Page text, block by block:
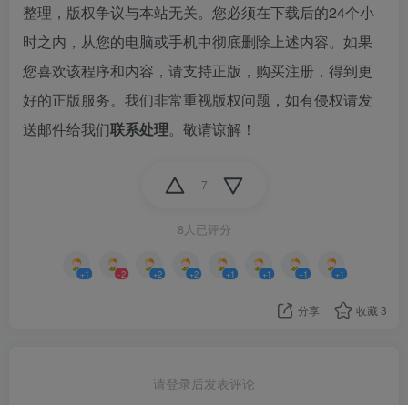
整理，版权争议与本站无关。您必须在下载后的24个小
时之内，从您的电脑或手机中彻底删除上述内容。如果
您喜欢该程序和内容，请支持正版，购买注册，得到更
好的正版服务。我们非常重视版权问题，如有侵权请发
送邮件给我们联系处理。敬请谅解！
7
8人已评分
+1 -2 +2 +2 +1 +1 +1 +1
分享 收藏 3
请登录后发表评论